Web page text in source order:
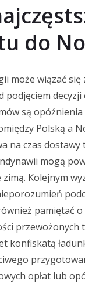
do
może wiązać
podjęciem
są
Polską a
na czas
mogą
Kolejnym
pamiętać
konfiskatą
opłat lub